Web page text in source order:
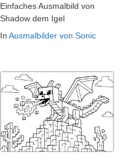
Einfaches Ausmalbild von
Shadow dem Igel
In Ausmalbilder von Sonic